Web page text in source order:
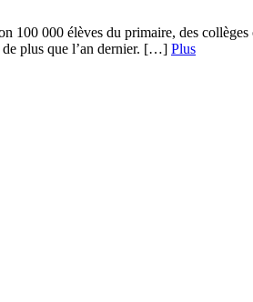
100 000 élèves du primaire, des
de plus que l’an dernier. […] Plus